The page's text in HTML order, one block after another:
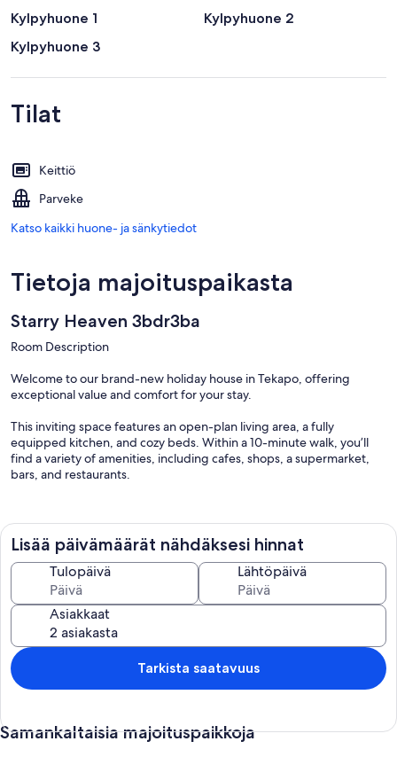
Kylpyhuone 1
Kylpyhuone 2
Kylpyhuone 3
Tilat
Keittiö
Parveke
Katso kaikki huone- ja sänkytiedot
Tietoja majoituspaikasta
Starry Heaven 3bdr3ba
Room Description
Welcome to our brand-new holiday house in Tekapo, offering
exceptional value and comfort for your stay.
This inviting space features an open-plan living area, a fully
equipped kitchen, and cozy beds. Within a 10-minute walk, you’ll
find a variety of amenities, including cafes, shops, a supermarket,
bars, and restaurants.
stargazing tour, a golf course, hot springs, and a ski field in the
winter. The iconic Good Shepherd Church is just 1.5 km away.
Our house is professionally cleaned and managed to hotel-like
standards. We provide freshly laundered linens and towels for your
hygiene, along with complimentary tea and coffee, individually
wrapped toiletries (including shampoo, bath gel, and hand soap),
and free Wi-Fi for your convenience.
Lisää päivämäärät nähdäksesi hinnat
Tulopäivä Lähtöpäivä
Asiakkaat
Tarkista saatavuus
Samankaltaisia majoituspaikkoja